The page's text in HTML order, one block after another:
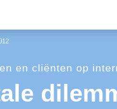
en cliënten op